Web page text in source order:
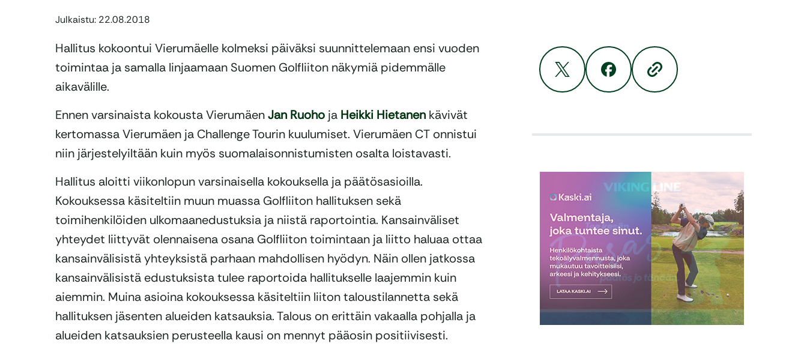
Julkaistu: 22.08.2018
Hallitus kokoontui Vierumäelle kolmeksi päiväksi suunnittelemaan ensi vuoden
toimintaa ja samalla linjaamaan Suomen Golfliiton näkymiä pidemmälle
aikavälille.
Ennen varsinaista kokousta VierumäenJan Ruoho ja Heikki Hietanenkävivät
kertomassa Vierumäen ja Challenge Tourin kuulumiset. Vierumäen CT onnistui
niin järjestelyiltään kuin myös suomalaisonnistumisten osalta loistavasti.
Hallitus aloitti viikonlopun varsinaisella kokouksella ja päätösasioilla.
Kokouksessa käsiteltiin muun muassa Golfliiton hallituksen sekä
toimihenkilöiden ulkomaanedustuksia ja niistä raportointia. Kansainväliset
yhteydet liittyvät olennaisena osana Golfliiton toimintaan ja liitto haluaa ottaa
kansainvälisistä yhteyksistä parhaan mahdollisen hyödyn. Näin ollen jatkossa
kansainvälisistä edustuksista tulee raportoida hallitukselle laajemmin kuin
aiemmin. Muina asioina kokouksessa käsiteltiin liiton taloustilannetta sekä
hallituksen jäsenten alueiden katsauksia. Talous on erittäin vakaalla pohjalla ja
alueiden katsauksien perusteella kausi on mennyt pääosin positiivisesti.